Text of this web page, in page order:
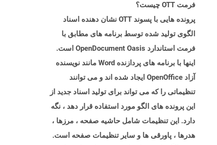
فرمت OTT چیست؟
پرونده هایی با پسوند OTT نشان دهنده اسناد
الگوی تولید شده توسط برنامه های مطابق با
فرمت استاندارد OpenDocument Oasis است.
اینها با برنامه های پردازنده Word مانند نویسنده
آزاد OpenOffice ایجاد شده اند و می توانند
تنظیماتی را که می تواند برای تولید اسناد جدید از
این پرونده های الگو مورد استفاده قرار دهد ، نگه
دارد. این تنظیمات شامل حاشیه صفحه ، مرزها ،
هدرها ، پاورقی ها و سایر تنظیمات صفحه است.